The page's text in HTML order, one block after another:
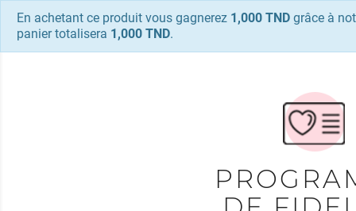
En achetant ce produit vous gagnerez 1,000 TND grâce à
panier totalisera 1,000 TND.